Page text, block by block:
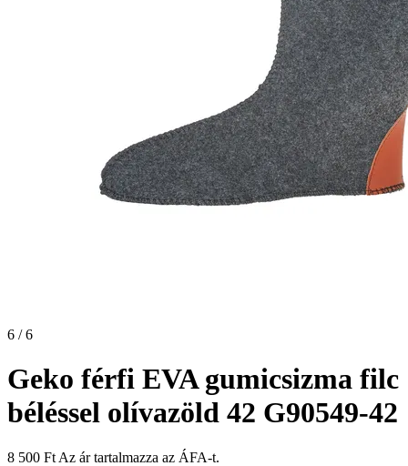
6 / 6
Geko férfi EVA gumicsizma filc
béléssel olívazöld 42 G90549-42
8 500 Ft Az ár tartalmazza az ÁFA-t.